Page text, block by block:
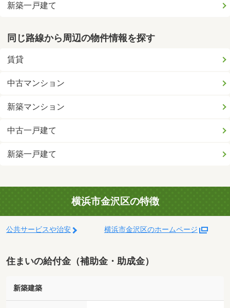
新築一戸建て
同じ路線から周辺の物件情報を探す
賃貸
中古マンション
新築マンション
中古一戸建て
新築一戸建て
横浜市金沢区の特徴
公共サービスや治安 横浜市金沢区のホームページ
住まいの給付金（補助金・助成金）
新築建築